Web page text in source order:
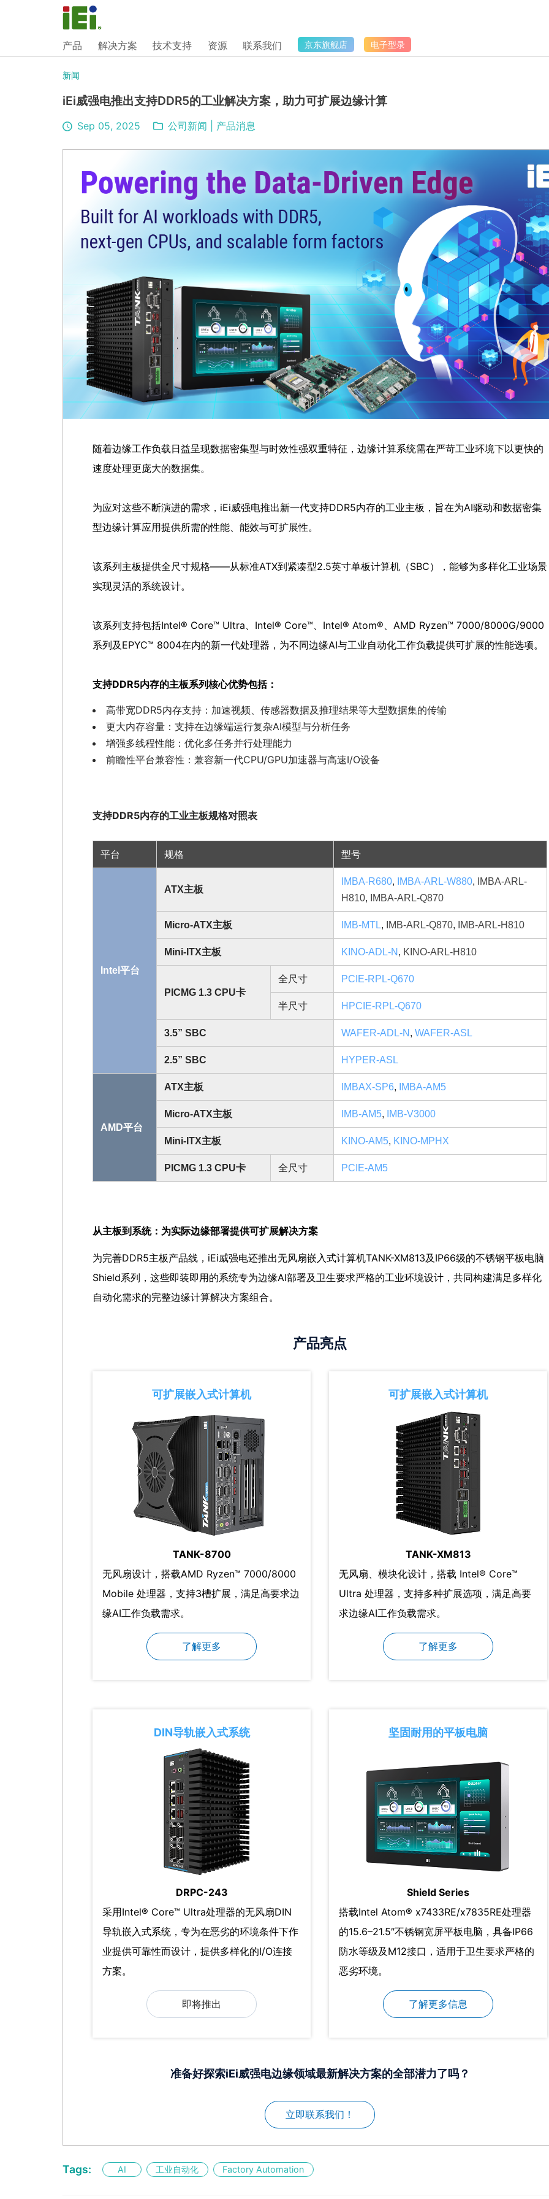
产品 解决方案 技术支持 资源 联系我们 京东旗舰店 电子型录
新闻
iEi威强电推出支持DDR5的工业解决方案，助力可扩展边缘计算
Sep 05, 2025 公司新闻 产品消息
随着边缘工作负载日益呈现数据密集型与时效性强双重特征，边缘计算系统需在严苛工业环境下以更快的
速度处理更庞大的数据集。
为应对这些不断演进的需求，iEi威强电推出新一代支持DDR5内存的工业主板，旨在为AI驱动和数据密集
型边缘计算应用提供所需的性能、能效与可扩展性。
该系列主板提供全尺寸规格——从标准ATX到紧凑型2.5英寸单板计算机（SBC），能够为多样化工业场景
实现灵活的系统设计。
该系列支持包括Intel® Core™ Ultra、Intel® Core™、Intel® Atom®、AMD Ryzen™ 7000/8000G/9000
系列及EPYC™ 8004在内的新一代处理器，为不同边缘AI与工业自动化工作负载提供可扩展的性能选项。
支持DDR5内存的主板系列核心优势包括：
高带宽DDR5内存支持：加速视频、传感器数据及推理结果等大型数据集的传输
更大内存容量：支持在边缘端运行复杂AI模型与分析任务
增强多线程性能：优化多任务并行处理能力
前瞻性平台兼容性：兼容新一代CPU/GPU加速器与高速I/O设备
支持DDR5内存的工业主板规格对照表
平台 规格 型号
Intel平台
ATX主板
IMBA-R680, IMBA-ARL-W880,
IMBA-ARL-
H810, IMBA-ARL-Q870
Micro-ATX主板 IMB-MTL, IMB-ARL-Q870, IMB-ARL-H810
Mini-ITX主板 KINO-ADL-N , KINO-ARL-H810
PICMG 1.3 CPU卡
全尺寸 PCIE-RPL-Q670
半尺寸 HPCIE-RPL-Q670
3.5” SBC WAFER-ADL-N , WAFER-ASL
2.5” SBC HYPER-ASL
AMD平台
ATX主板 IMBAX-SP6, IMBA-AM5
Micro-ATX主板 IMB-AM5, IMB-V3000
Mini-ITX主板 KINO-AM5, KINO-MPHX
PICMG 1.3 CPU卡 全尺寸 PCIE-AM5
从主板到系统：为实际边缘部署提供可扩展解决方案
为完善DDR5主板产品线，iEi威强电还推出无风扇嵌入式计算机TANK-XM813及IP66级的不锈钢平板电脑
Shield系列，这些即装即用的系统专为边缘AI部署及卫生要求严格的工业环境设计，共同构建满足多样化
自动化需求的完整边缘计算解决方案组合。
产品亮点
可扩展嵌入式计算机
TANK-8700
无风扇设计，搭载AMD Ryzen™ 7000/8000
Mobile 处理器，支持3槽扩展，满足高要求边
缘AI工作负载需求。
了解更多
可扩展嵌入式计算机
TANK-XM813
无风扇、模块化设计，搭载 Intel® Core™
Ultra 处理器，支持多种扩展选项，满足高要
求边缘AI工作负载需求。
了解更多
DIN导轨嵌入式系统
DRPC-243
采用Intel® Core™ Ultra处理器的无风扇DIN
导轨嵌入式系统，专为在恶劣的环境条件下作
业提供可靠性而设计，提供多样化的I/O连接
方案。
即将推出
坚固耐用的平板电脑
Shield Series
搭载Intel Atom® x7433RE/x7835RE处理器
的15.6–21.5″不锈钢宽屏平板电脑，具备IP66
防水等级及M12接口，适用于卫生要求严格的
恶劣环境。
了解更多信息
准备好探索iEi威强电边缘领域最新解决方案的全部潜力了吗？
立即联系我们！
Tags: AI 工业自动化 Factory Automation